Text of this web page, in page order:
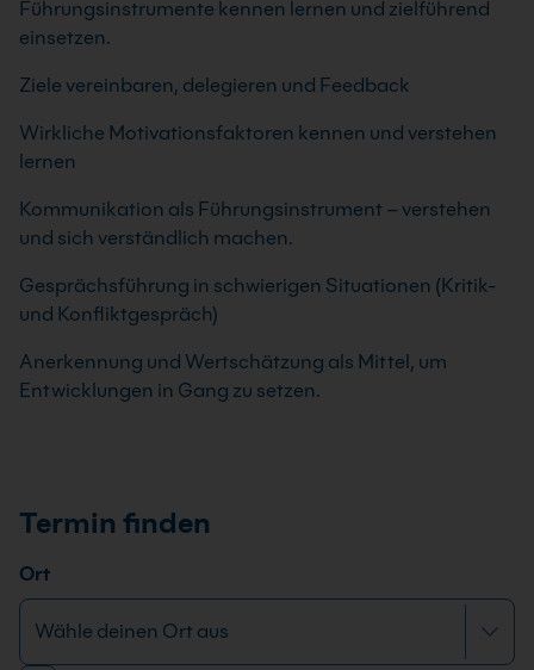
Führungsinstrumente kennen lernen und zielführend
einsetzen.
Ziele vereinbaren, delegieren und Feedback
Wirkliche Motivationsfaktoren kennen und verstehen
lernen
Kommunikation als Führungsinstrument – verstehen
und sich verständlich machen.
Gesprächsführung in schwierigen Situationen (Kritik-
und Konfliktgespräch)
Anerkennung und Wertschätzung als Mittel, um
Entwicklungen in Gang zu setzen.
Termin finden
Ort